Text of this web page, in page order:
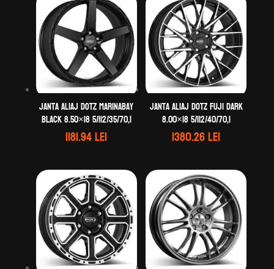
Janta aliaj DOTZ MarinaBay
black 8.50×18 5/112/35/70,1
1181.94lei
Janta aliaj DOTZ Fuji dark
8.00×18 5/112/40/70,1
1380.26lei